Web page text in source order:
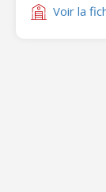
Voir la